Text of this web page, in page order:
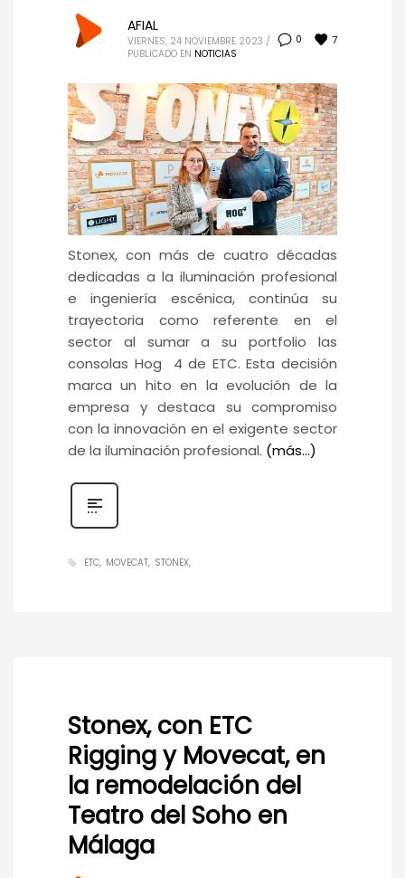
0 7
AFIAL
VIERNES, 24 NOVIEMBRE 2023 /
PUBLICADO EN NOTICIAS
Stonex, con más de cuatro décadas
dedicadas a la iluminación profesional
e ingeniería escénica, continúa su
trayectoria como referente en el
sector al sumar a su portfolio las
consolas Hog 4 de ETC. Esta decisión
marca un hito en la evolución de la
empresa y destaca su compromiso
con la innovación en el exigente sector
de la iluminación profesional. (más…)
ETC MOVECAT STONEX
Stonex, con ETC
Rigging y Movecat, en
la remodelación del
Teatro del Soho en
Málaga